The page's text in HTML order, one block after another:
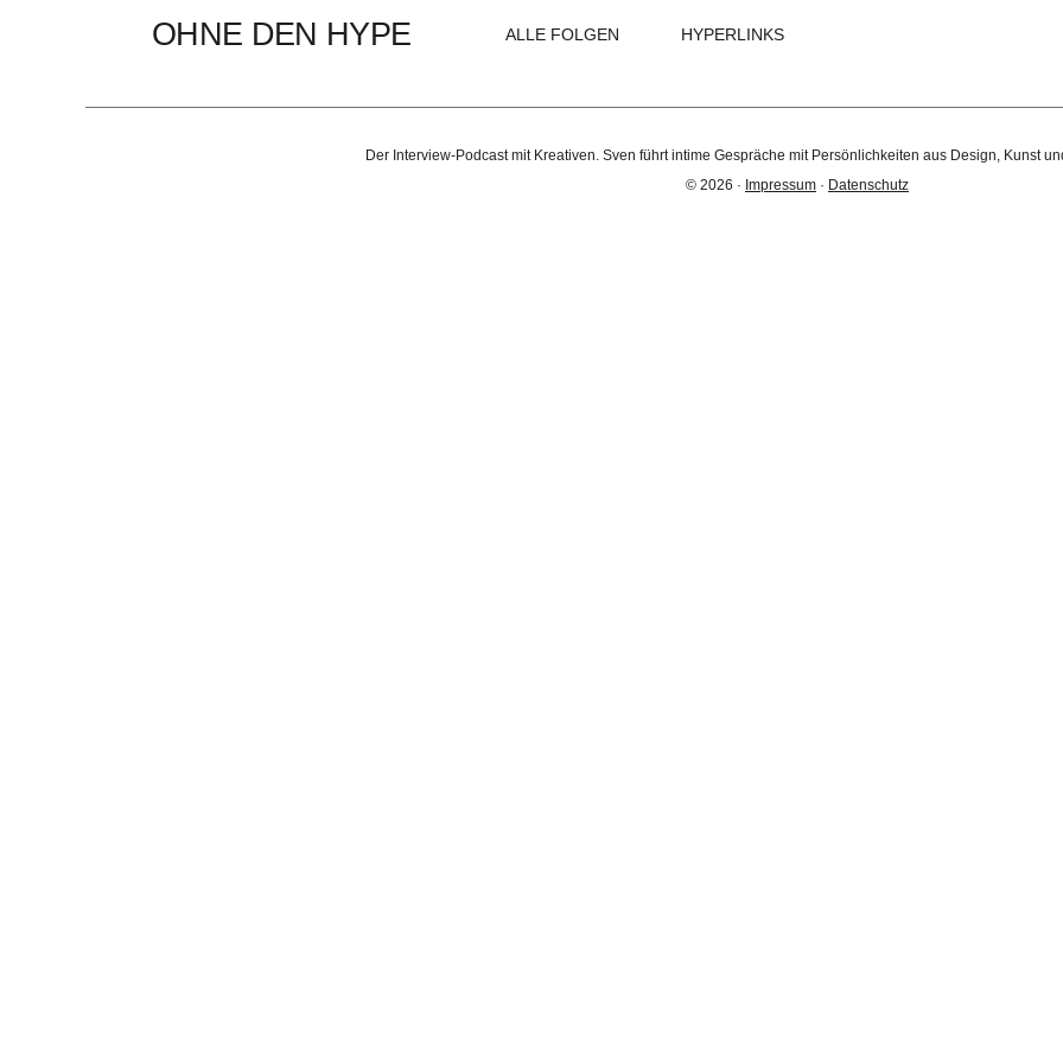
OHNE DEN HYPE ALLE FOLGEN HYPERLINKS
Der Interview-Podcast mit Kreativen. Sven führt intime Gespräche mit Persönlichkeiten aus Design, Kunst
© 2026 · Impressum · Datenschutz